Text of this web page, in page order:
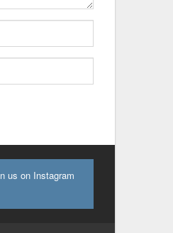
us on Instagram